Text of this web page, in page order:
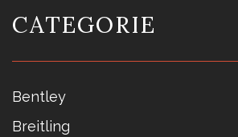
CATEGORIE
Bentley
Breitling